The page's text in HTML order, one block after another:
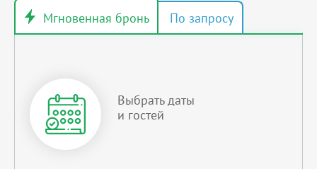
Выбрать даты
и гостей